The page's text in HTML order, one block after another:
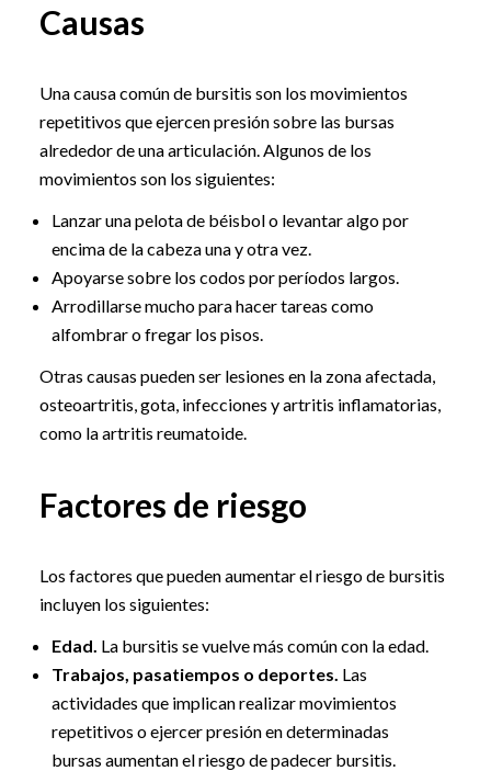
Causas
Una causa común de bursitis son los movimientos
repetitivos que ejercen presión sobre las bursas
alrededor de una articulación. Algunos de los
movimientos son los siguientes:
Lanzar una pelota de béisbol o levantar algo por
encima de la cabeza una y otra vez.
Apoyarse sobre los codos por períodos largos.
Arrodillarse mucho para hacer tareas como
alfombrar o fregar los pisos.
Otras causas pueden ser lesiones en la zona afectada,
osteoartritis, gota, infecciones y artritis inflamatorias,
como la artritis reumatoide.
Factores de riesgo
Los factores que pueden aumentar el riesgo de bursitis
incluyen los siguientes:
Edad. La bursitis se vuelve más común con la edad.
Trabajos, pasatiempos o deportes. Las
actividades que implican realizar movimientos
repetitivos o ejercer presión en determinadas
bursas aumentan el riesgo de padecer bursitis.